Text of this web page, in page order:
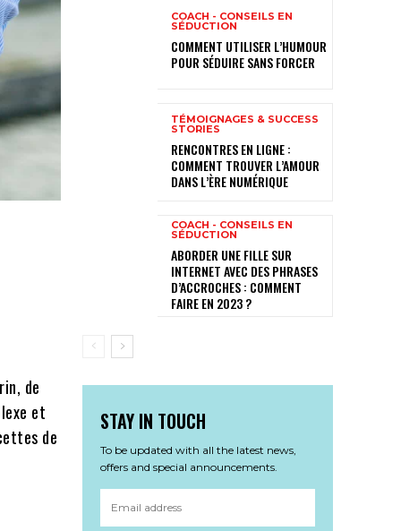
de
et
de
COACH - CONSEILS EN
SÉDUCTION
COMMENT UTILISER L’HUMOUR
POUR SÉDUIRE SANS FORCER
TÉMOIGNAGES & SUCCESS
STORIES
RENCONTRES EN LIGNE :
COMMENT TROUVER L’AMOUR
DANS L’ÈRE NUMÉRIQUE
COACH - CONSEILS EN
SÉDUCTION
ABORDER UNE FILLE SUR
INTERNET AVEC DES PHRASES
D’ACCROCHES : COMMENT
FAIRE EN 2023 ?
STAY IN TOUCH
To be updated with all the latest news,
offers and special announcements.